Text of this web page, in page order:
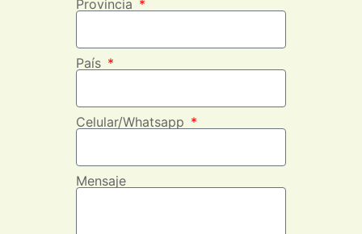
Provincia
País
Celular/Whatsapp
Mensaje